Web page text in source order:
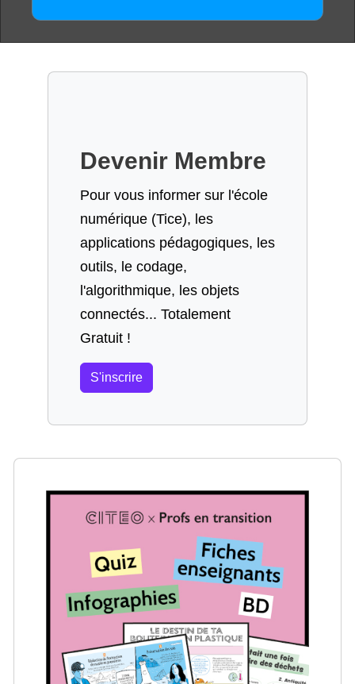
Devenir Membre
Pour vous informer sur l'école
numérique (Tice), les
applications pédagogiques, les
outils, le codage,
l'algorithmique, les objets
connectés... Totalement
Gratuit !
S'inscrire